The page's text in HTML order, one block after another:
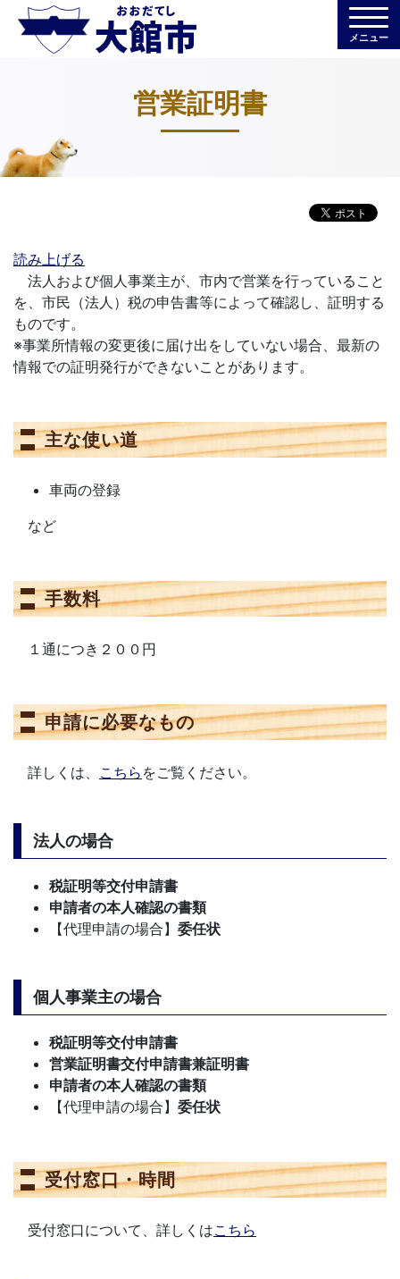
メニュー
営業証明書
読み上げる
法人および個人事業主が、市内で営業を行っていること
を、市民（法人）税の申告書等によって確認し、証明する
ものです。
※事業所情報の変更後に届け出をしていない場合、最新の
情報での証明発行ができないことがあります。
主な使い道
車両の登録
など
手数料
１通につき２００円
申請に必要なもの
詳しくは、 こちら をご覧ください。
法人の場合
税証明等交付申請書
申請者の本人確認の書類
【代理申請の場合】 委任状
個人事業主の場合
税証明等交付申請書
営業証明書交付申請書兼証明書
申請者の本人確認の書類
【代理申請の場合】 委任状
受付窓口・時間
受付窓口について、詳しくはこちら